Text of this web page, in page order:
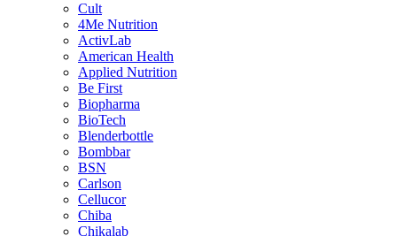
Cult
4Me Nutrition
ActivLab
American Health
Applied Nutrition
Be First
Biopharma
BioTech
Blenderbottle
Bombbar
BSN
Carlson
Cellucor
Chiba
Chikalab